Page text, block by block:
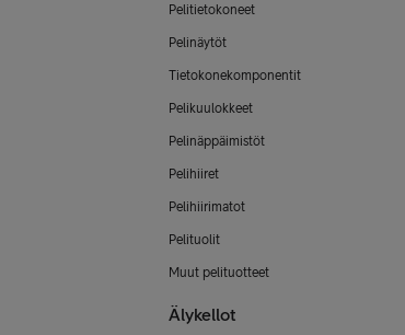
Pelitietokoneet
Pelinäytöt
Tietokonekomponentit
Pelikuulokkeet
Pelinäppäimistöt
Pelihiiret
Pelihiirimatot
Pelituolit
Muut pelituotteet
Älykellot